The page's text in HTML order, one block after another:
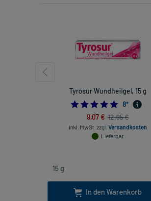
Tyrosur Wundheilgel, 15 g
5.0
8*
9,07 € 12,95 €
inkl. MwSt. zzgl. Versandkosten
Lieferbar
In den Warenkorb